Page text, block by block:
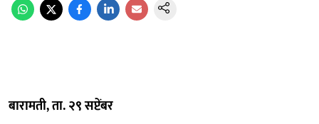
बारामती, ता. २९ सप्टेंबर